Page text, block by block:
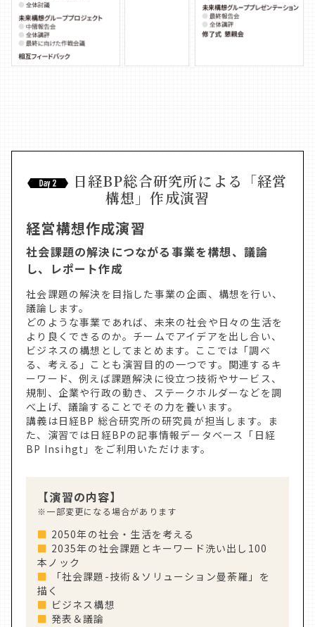
日経BP総合研究所による「経営
構想」作成演習
経営構想作成演習
社会課題の解決につながる事業を構想、議論
し、レポート作成
社会課題の解決を目指した事業の企画、構想を行い、
議論します。
どのような事業であれば、未来の社会や日々の生活を
より良くできるのか。チームでアイデアを出し合い、
ビジネスの構想としてまとめます。ここでは「調べ
る、考える」ことも演習目的の一つです。関連するキ
ーワード、例えば課題解決に役立つ技術やサービス、
規制、企業や行政の動き、ステークホルダーなどを調
べ上げ、議論することでその力を養います。
講義は日経BP 総合研究所の研究員が担当します。ま
た、演習では日経BPの記事情報データベース「日経
BP Insihgt」をご利用いただけます。
【演習の内容】
※一部変更になる場合があります
■ 2050年の社会・生活を考える
■ 2035年の社会課題とキーワード洗い出し100
本ノック
■
「社会課題-技術＆ソリューション曼荼羅」を
描く
■ ビジネス構想
■ 発表＆議論